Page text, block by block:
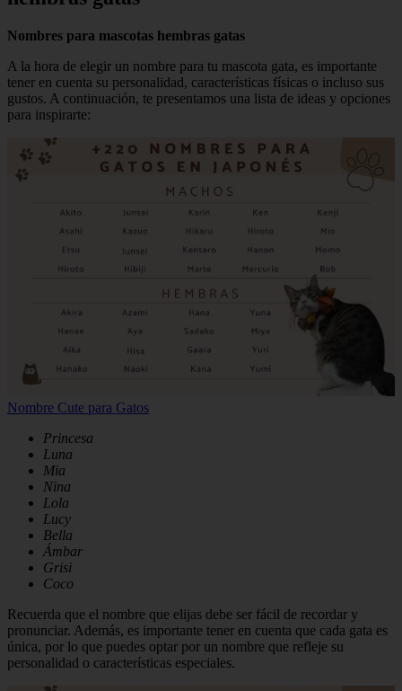
Nombres para mascotas hembras gatas
A la hora de elegir un nombre para tu mascota gata, es importante
tener en cuenta su personalidad, características físicas o incluso sus
gustos. A continuación, te presentamos una lista de ideas y opciones
para inspirarte:
Nombre Cute para Gatos
Princesa
Luna
Mia
Nina
Lola
Lucy
Bella
Ámbar
Grisi
Coco
Recuerda que el nombre que elijas debe ser fácil de recordar y
pronunciar. Además, es importante tener en cuenta que cada gata es
única, por lo que puedes optar por un nombre que refleje su
personalidad o características especiales.